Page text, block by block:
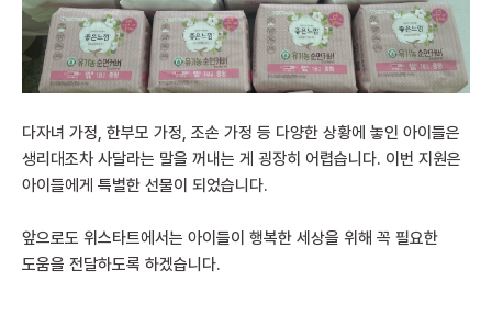
다자녀 가정, 한부모 가정, 조손 가정 등 다양한 상황에 놓인 아이들은
생리대조차 사달라는 말을 꺼내는 게 굉장히 어렵습니다. 이번 지원은
아이들에게 특별한 선물이 되었습니다.
앞으로도 위스타트에서는 아이들이 행복한 세상을 위해 꼭 필요한
도움을 전달하도록 하겠습니다.